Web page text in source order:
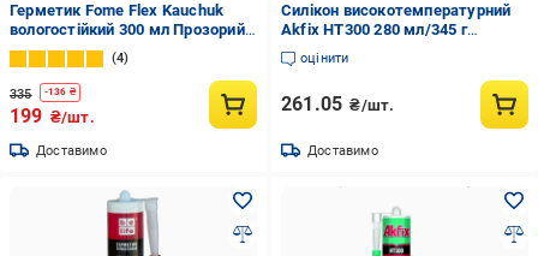
Герметик Fome Flex Kauchuk
вологостійкий 300 мл Прозорий
(01-4-2-010)
4
335 -136 ₴
199 ₴/шт.
Доставимо
Силікон високотемпературний
Akfix HT300 280 мл/345 г
Червоний (28716198)
оцінити
261.05 ₴/шт.
Доставимо